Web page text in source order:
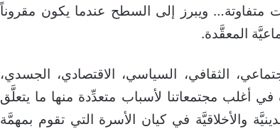
ويبرز إلى السطح عندما يكون مقروناً
المعقَّدة.
الثقافي، السياسي، الاقتصادي، الجسدي،
أغلب مجتمعاتنا لأسباب متعدِّدة منها ما يتعلَّق
والأخلاقيَّة في كيان الأسرة التي تقوم بمهمَّة